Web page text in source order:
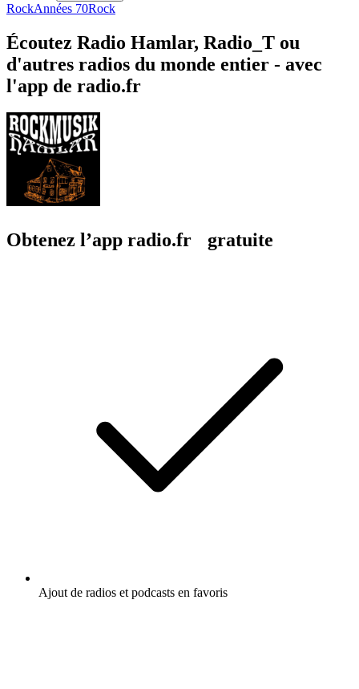
RockAnnées 70Rock
Écoutez Radio Hamlar, Radio_T ou
d'autres radios du monde entier - avec
l'app de radio.fr
Obtenez l’app radio.fr gratuite
Ajout de radios et podcasts en favoris